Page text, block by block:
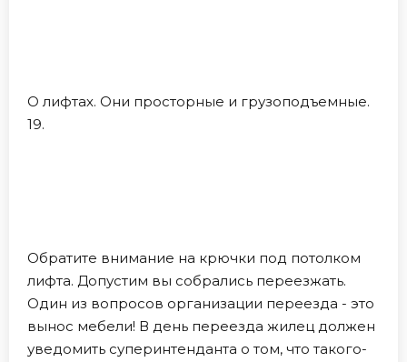
О лифтах. Они просторные и грузоподъемные.
19.
Обратите внимание на крючки под потолком
лифта. Допустим вы собрались переезжать.
Один из вопросов организации переезда - это
вынос мебели! В день переезда жилец должен
уведомить суперинтенданта о том, что такого-